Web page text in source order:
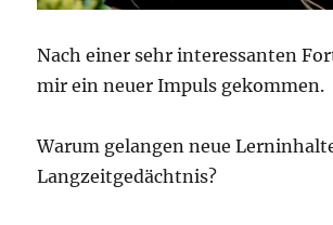
Nach einer sehr interessanten
mir ein neuer Impuls gekommen.
Warum gelangen neue
Langzeitgedächtnis?